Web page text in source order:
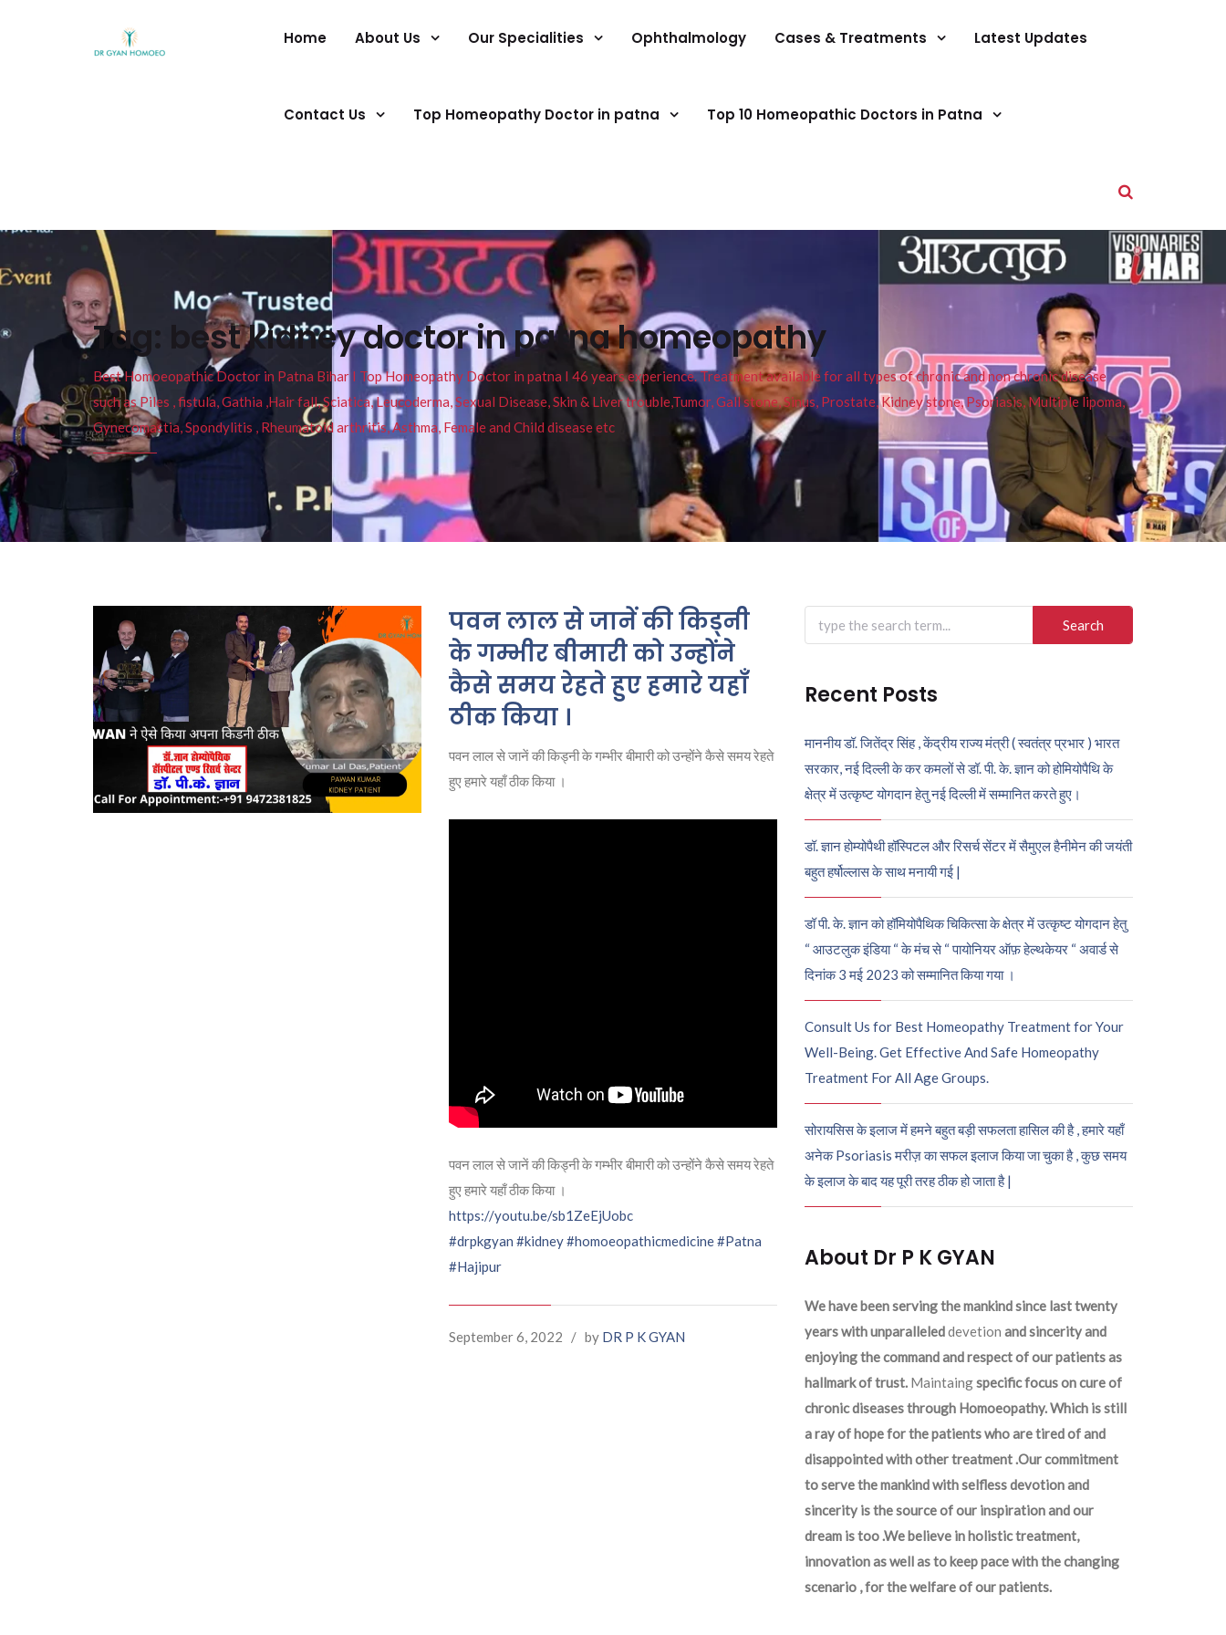
Home About Us Our Specialities Ophthalmology Cases & Treatments Latest Updates
Contact Us Top Homeopathy Doctor in patna Top 10 Homeopathic Doctors in Patna
Tag: best kidney doctor in patna homeopathy
Best Homoeopathic Doctor in Patna Bihar I Top Homeopathy Doctor in patna I 46 years experience. Treatment available for all types of chronic and non chronic disease
such as Piles , fistula, Gathia ,Hair fall, Sciatica, Leucoderma, Sexual Disease, Skin & Liver trouble,Tumor, Gall stone, Sinus, Prostate, Kidney stone, Psoriasis, Multiple lipoma,
Gynecomastia, Spondylitis , Rheumatoid arthritis, Asthma, Female and Child disease etc
पवन लाल से जानें की किड्नी
के गम्भीर बीमारी को उन्होंने
कैसे समय रेहते हुए हमारे यहाँ
ठीक किया ।
पवन लाल से जानें की किड्नी के गम्भीर बीमारी को उन्होंने कैसे समय रेहते
हुए हमारे यहाँ ठीक किया ।
पवन लाल से जानें की किड्नी के गम्भीर बीमारी को उन्होंने कैसे समय रेहते
हुए हमारे यहाँ ठीक किया ।
https://youtu.be/sb1ZeEjUobc
#drpkgyan #kidney#homoeopathicmedicine#Patna
#Hajipur
September 6, 2022 / by DR P K GYAN
Search
for:
Recent Posts
माननीय डॉ. जितेंद्र सिंह , केंद्रीय राज्य मंत्री ( स्वतंत्र प्रभार ) भारत
सरकार, नई दिल्ली के कर कमलों से डॉ. पी. के. ज्ञान को होमियोपैथि के
क्षेत्र में उत्कृष्ट योगदान हेतु नई दिल्ली में सम्मानित करते हुए।
डॉ. ज्ञान होम्योपैथी हॉस्पिटल और रिसर्च सेंटर में सैमुएल हैनीमेन की जयंती
बहुत हर्षोल्लास के साथ मनायी गई |
डॉ पी. के. ज्ञान को हॉमियोपैथिक चिकित्सा के क्षेत्र में उत्कृष्ट योगदान हेतु
“ आउटलुक इंडिया “ के मंच से “ पायोनियर ऑफ़ हेल्थकेयर “ अवार्ड से
दिनांक 3 मई 2023 को सम्मानित किया गया ।
Consult Us for Best Homeopathy Treatment for Your
Well-Being. Get Effective And Safe Homeopathy
Treatment For All Age Groups.
सोरायसिस के इलाज में हमने बहुत बड़ी सफलता हासिल की है , हमारे यहाँ
अनेक Psoriasis मरीज़ का सफल इलाज किया जा चुका है , कुछ समय
के इलाज के बाद यह पूरी तरह ठीक हो जाता है |
About Dr P K GYAN
We have been serving the mankind since last twenty
years with unparalleleddevetion and sincerity and
enjoying the command and respect of our patients as
hallmark of trust. Maintaingspecific focus on cure of
chronic diseases through Homoeopathy. Which is still
a ray of hope for the patients who are tired of and
disappointed with other treatment .Our commitment
to serve the mankind with selfless devotion and
sincerity is the source of our inspiration and our
dream is too .We believe in holistic treatment,
innovation as well as to keep pace with the changing
scenario , for the welfare of our patients.